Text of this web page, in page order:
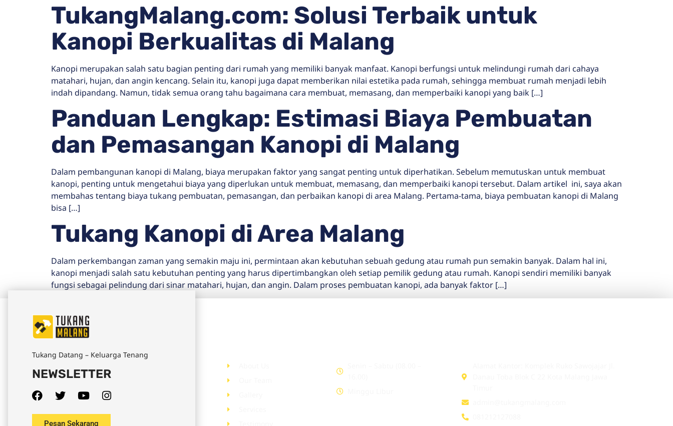
TukangMalang.com: Solusi Terbaik untuk
Kanopi Berkualitas di Malang
Kanopi merupakan salah satu bagian penting dari rumah yang memiliki banyak manfaat. Kanopi berfungsi untuk melindungi rumah dari cahaya
matahari, hujan, dan angin kencang. Selain itu, kanopi juga dapat memberikan nilai estetika pada rumah, sehingga membuat rumah menjadi lebih
indah dipandang. Namun, tidak semua orang tahu bagaimana cara membuat, memasang, dan memperbaiki kanopi yang baik […]
Panduan Lengkap: Estimasi Biaya Pembuatan
dan Pemasangan Kanopi di Malang
Dalam pembangunan kanopi di Malang, biaya merupakan faktor yang sangat penting untuk diperhatikan. Sebelum memutuskan untuk membuat
kanopi, penting untuk mengetahui biaya yang diperlukan untuk membuat, memasang, dan memperbaiki kanopi tersebut. Dalam artikel ini, saya akan
membahas tentang biaya tukang pembuatan, pemasangan, dan perbaikan kanopi di area Malang. Pertama-tama, biaya pembuatan kanopi di Malang
bisa […]
Tukang Kanopi di Area Malang
Dalam perkembangan zaman yang semakin maju ini, permintaan akan kebutuhan sebuah gedung atau rumah pun semakin banyak. Dalam hal ini,
kanopi menjadi salah satu kebutuhan penting yang harus dipertimbangkan oleh setiap pemilik gedung atau rumah. Kanopi sendiri memiliki banyak
fungsi sebagai pelindung dari sinar matahari, hujan, dan angin. Dalam proses pembuatan kanopi, ada banyak faktor […]
Tukang Datang – Keluarga Tenang
NEWSLETTER
Pesan Sekarang